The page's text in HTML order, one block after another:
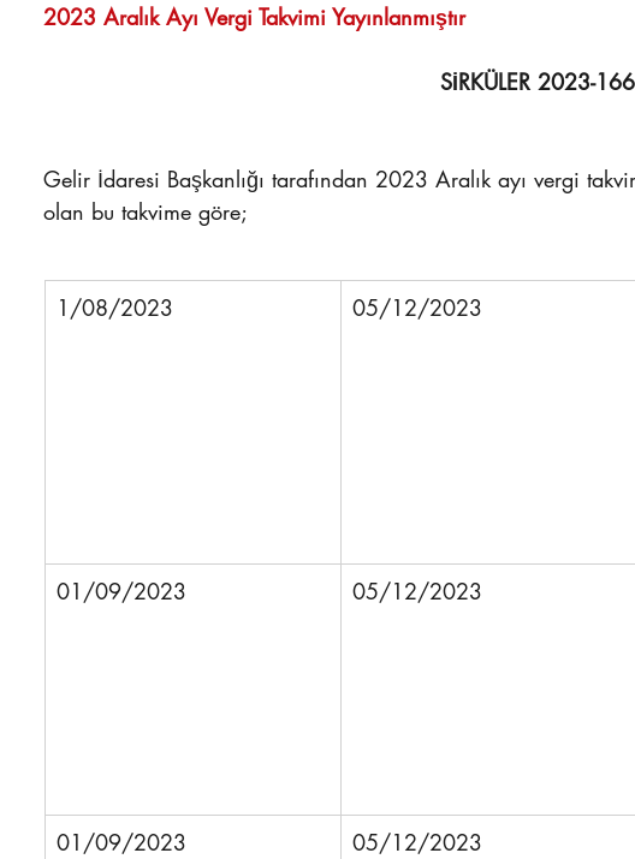
2023 Aralık Ayı Vergi Takvimi Yayınlanmıştır
SİRKÜLER 2023-166
Gelir İdaresi Başkanlığı tarafından 2023 Aralık ayı vergi
olan bu takvime göre;
​1/08/2023 05/12/2023
01/09/2023
05/12/2023
01/09/2023
05/12/2023